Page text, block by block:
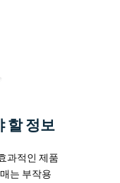
할 정보
과적인 제품
는 부작용